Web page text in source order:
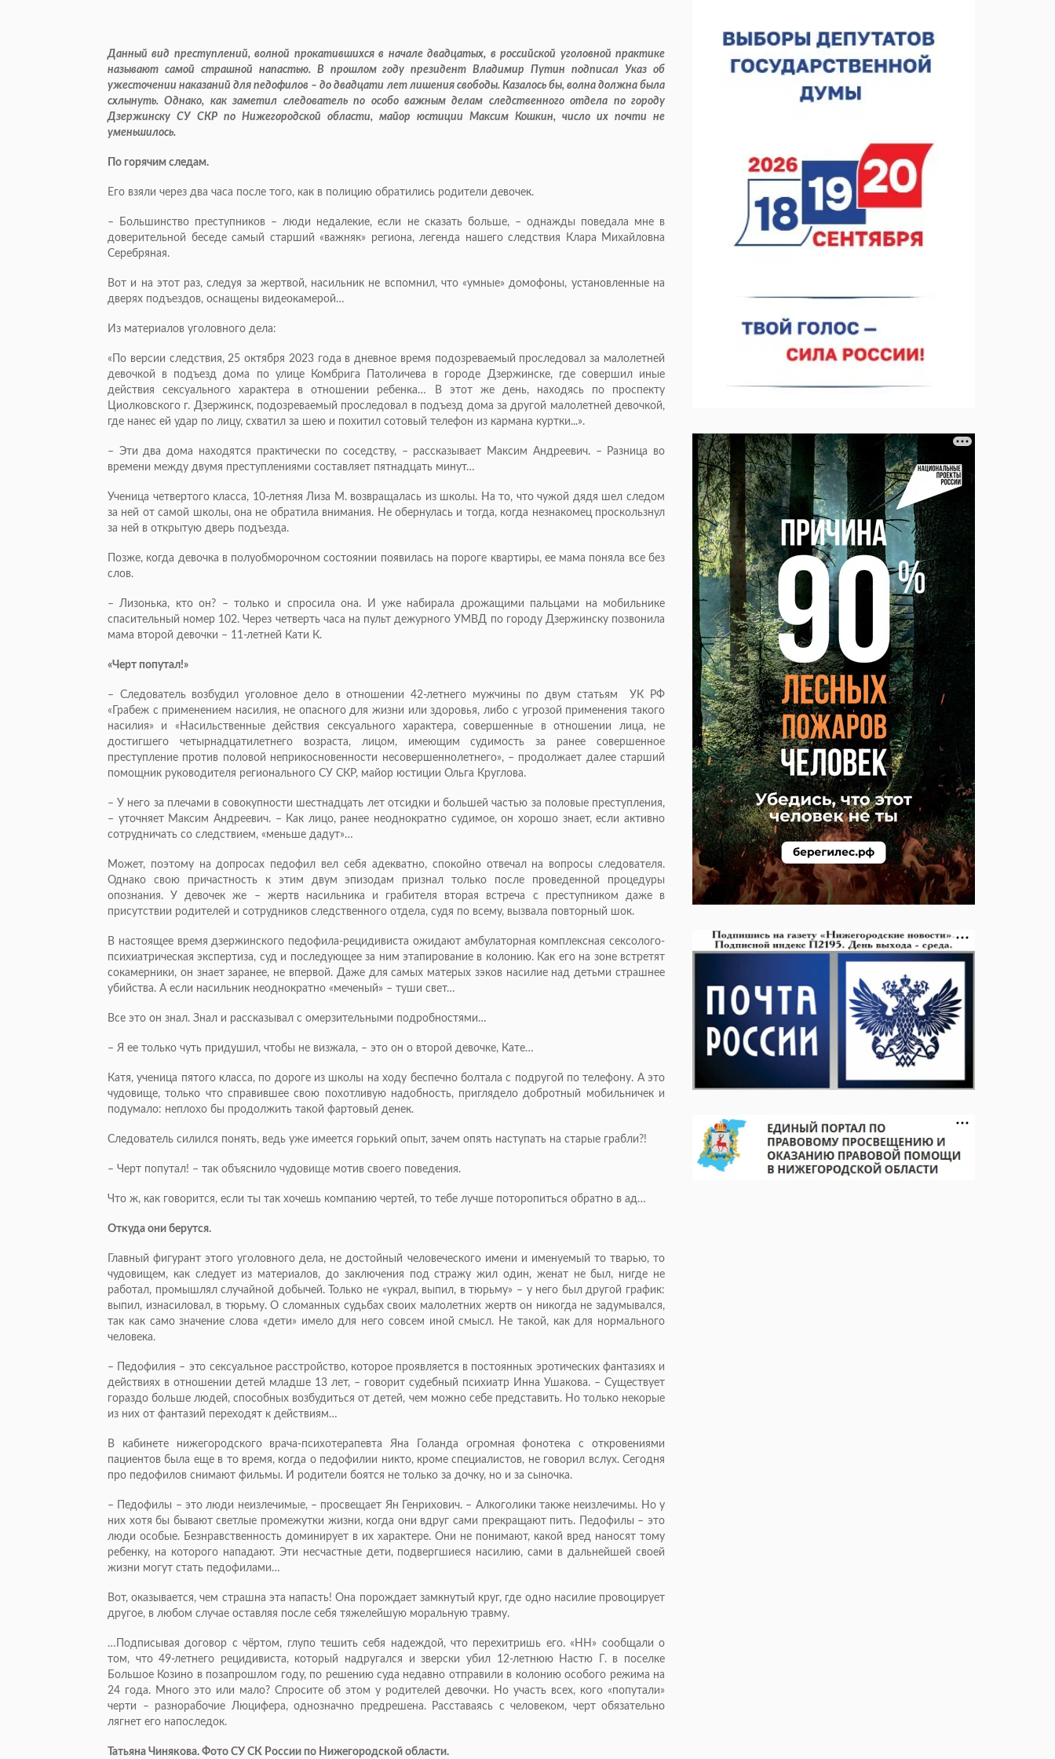
Данный вид преступлений, волной прокатившихся в начале двадцатых, в российской уголовной практике
называют самой страшной напастью. В прошлом году президент Владимир Путин подписал Указ об
ужесточении наказаний для педофилов – до двадцати лет лишения свободы. Казалось бы, волна должна была
схлынуть. Однако, как заметил следователь по особо важным делам следственного отдела по городу
Дзержинску СУ СКР по Нижегородской области, майор юстиции Максим Кошкин, число их почти не
уменьшилось.
По горячим следам.
Его взяли через два часа после того, как в полицию обратились родители девочек.
– Большинство преступников – люди недалекие, если не сказать больше, – однажды поведала мне в
доверительной беседе самый старший «важняк» региона, легенда нашего следствия Клара Михайловна
Серебряная.
Вот и на этот раз, следуя за жертвой, насильник не вспомнил, что «умные» домофоны, установленные на
дверях подъездов, оснащены видеокамерой…
Из материалов уголовного дела:
«По версии следствия, 25 октября 2023 года в дневное время подозреваемый проследовал за малолетней
девочкой в подъезд дома по улице Комбрига Патоличева в городе Дзержинске, где совершил иные
действия сексуального характера в отношении ребенка… В этот же день, находясь по проспекту
Циолковского г. Дзержинск, подозреваемый проследовал в подъезд дома за другой малолетней девочкой,
где нанес ей удар по лицу, схватил за шею и похитил сотовый телефон из кармана куртки...».
– Эти два дома находятся практически по соседству, – рассказывает Максим Андреевич. – Разница во
времени между двумя преступлениями составляет пятнадцать минут…
Ученица четвертого класса, 10-летняя Лиза М. возвращалась из школы. На то, что чужой дядя шел следом
за ней от самой школы, она не обратила внимания. Не обернулась и тогда, когда незнакомец проскользнул
за ней в открытую дверь подъезда.
Позже, когда девочка в полуобморочном состоянии появилась на пороге квартиры, ее мама поняла все без
слов.
– Лизонька, кто он? – только и спросила она. И уже набирала дрожащими пальцами на мобильнике
спасительный номер 102. Через четверть часа на пульт дежурного УМВД по городу Дзержинску позвонила
мама второй девочки – 11-летней Кати К.
«Черт попутал!»
– Следователь возбудил уголовное дело в отношении 42-летнего мужчины по двум статьям УК РФ
«Грабеж с применением насилия, не опасного для жизни или здоровья, либо с угрозой применения такого
насилия» и «Насильственные действия сексуального характера, совершенные в отношении лица, не
достигшего четырнадцатилетнего возраста, лицом, имеющим судимость за ранее совершенное
преступление против половой неприкосновенности несовершеннолетнего», – продолжает далее старший
помощник руководителя регионального СУ СКР, майор юстиции Ольга Круглова.
– У него за плечами в совокупности шестнадцать лет отсидки и большей частью за половые преступления,
– уточняет Максим Андреевич. – Как лицо, ранее неоднократно судимое, он хорошо знает, если активно
сотрудничать со следствием, «меньше дадут»…
Может, поэтому на допросах педофил вел себя адекватно, спокойно отвечал на вопросы следователя.
Однако свою причастность к этим двум эпизодам признал только после проведенной процедуры
опознания. У девочек же – жертв насильника и грабителя вторая встреча с преступником даже в
присутствии родителей и сотрудников следственного отдела, судя по всему, вызвала повторный шок.
В настоящее время дзержинского педофила-рецидивиста ожидают амбулаторная комплексная сексолого-
психиатрическая экспертиза, суд и последующее за ним этапирование в колонию. Как его на зоне встретят
сокамерники, он знает заранее, не впервой. Даже для самых матерых зэков насилие над детьми страшнее
убийства. А если насильник неоднократно «меченый» – туши свет…
Все это он знал. Знал и рассказывал с омерзительными подробностями…
– Я ее только чуть придушил, чтобы не визжала, – это он о второй девочке, Кате…
Катя, ученица пятого класса, по дороге из школы на ходу беспечно болтала с подругой по телефону. А это
чудовище, только что справившее свою похотливую надобность, приглядело добротный мобильничек и
подумало: неплохо бы продолжить такой фартовый денек.
Следователь силился понять, ведь уже имеется горький опыт, зачем опять наступать на старые грабли?!
– Черт попутал! – так объяснило чудовище мотив своего поведения.
Что ж, как говорится, если ты так хочешь компанию чертей, то тебе лучше поторопиться обратно в ад…
Откуда они берутся.
Главный фигурант этого уголовного дела, не достойный человеческого имени и именуемый то тварью, то
чудовищем, как следует из материалов, до заключения под стражу жил один, женат не был, нигде не
работал, промышлял случайной добычей. Только не «украл, выпил, в тюрьму» – у него был другой график:
выпил, изнасиловал, в тюрьму. О сломанных судьбах своих малолетних жертв он никогда не задумывался,
так как само значение слова «дети» имело для него совсем иной смысл. Не такой, как для нормального
человека.
– Педофилия – это сексуальное расстройство, которое проявляется в постоянных эротических фантазиях и
действиях в отношении детей младше 13 лет, – говорит судебный психиатр Инна Ушакова. – Существует
гораздо больше людей, способных возбудиться от детей, чем можно себе представить. Но только некорые
из них от фантазий переходят к действиям…
В кабинете нижегородского врача-психотерапевта Яна Голанда огромная фонотека с откровениями
пациентов была еще в то время, когда о педофилии никто, кроме специалистов, не говорил вслух. Сегодня
про педофилов снимают фильмы. И родители боятся не только за дочку, но и за сыночка.
– Педофилы – это люди неизлечимые, – просвещает Ян Генрихович. – Алкоголики также неизлечимы. Но у
них хотя бы бывают светлые промежутки жизни, когда они вдруг сами прекращают пить. Педофилы – это
люди особые. Безнравственность доминирует в их характере. Они не понимают, какой вред наносят тому
ребенку, на которого нападают. Эти несчастные дети, подвергшиеся насилию, сами в дальнейшей своей
жизни могут стать педофилами…
Вот, оказывается, чем страшна эта напасть! Она порождает замкнутый круг, где одно насилие провоцирует
другое, в любом случае оставляя после себя тяжелейшую моральную травму.
…Подписывая договор с чёртом, глупо тешить себя надеждой, что перехитришь его. «НН» сообщали о
том, что 49-летнего рецидивиста, который надругался и зверски убил 12-летнюю Настю Г. в поселке
Большое Козино в позапрошлом году, по решению суда недавно отправили в колонию особого режима на
24 года. Много это или мало? Спросите об этом у родителей девочки. Но участь всех, кого «попутали»
черти – разнорабочие Люцифера, однозначно предрешена. Расставаясь с человеком, черт обязательно
лягнет его напоследок.
Татьяна Чинякова. Фото СУ СК России по Нижегородской области.
07.08.2026 12:15
В Нижнем Новгороде прошло совещание
Росгвардии
07.08.2026 12:04
Кратковременные перерывы вещания
телерадиопрограмм ожидаются в Нижнем
Новгороде до 16 августа в связи с покраской
телебашни
07.08.2026 11:20